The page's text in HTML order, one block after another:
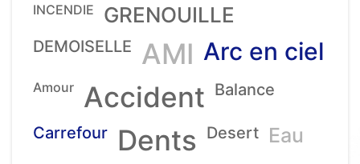
INCENDIE GRENOUILLE
DEMOISELLE AMI Arc en ciel
Amour Accident Balance
Carrefour Dents Desert Eau